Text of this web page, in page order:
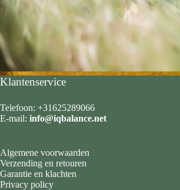
Klantenservice
Telefoon: +31625289066
E-mail: info@iqbalance.net
Algemene voorwaarden
Verzending en retouren
Garantie en klachten
Privacy policy